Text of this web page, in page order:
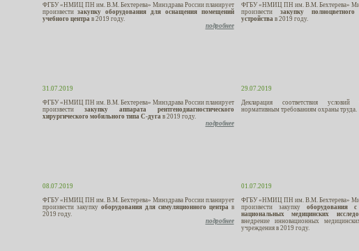
ФГБУ «НМИЦ ПН им. В.М. Бехтерева» Минздрава России планирует
произвестизакупку оборудования для оснащения помещений
учебного центра в 2019 году.
подробнее
ФГБУ «НМИЦ ПН им. В.М. Бехтерева»
произвести закупку полноцветного
устройства в 2019 году.
31.07.2019
ФГБУ «НМИЦ ПН им. В.М. Бехтерева» Минздрава России планирует
произвестизакупку аппарата рентгенодиагностического
хирургического мобильного типа С-дуга в 2019 году.
подробнее
29.07.2019
Декларация соответствия условий
нормативным требованиям охраны труда.
08.07.2019
ФГБУ «НМИЦ ПН им. В.М. Бехтерева» Минздрава России планирует
произвести закупку оборудования для симуляционного центра в
2019 году.
подробнее
01.07.2019
ФГБУ «НМИЦ ПН им. В.М. Бехтерева»
произвести закупку оборудования
национальных медицинских
внедрение инновационных
учреждения в 2019 году.